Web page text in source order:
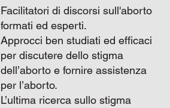
Facilitatori di discorsi sull'aborto
formati ed esperti.
Approcci ben studiati ed efficaci
per discutere dello stigma
dell’aborto e fornire assistenza
per l’aborto.
L’ultima ricerca sullo stigma